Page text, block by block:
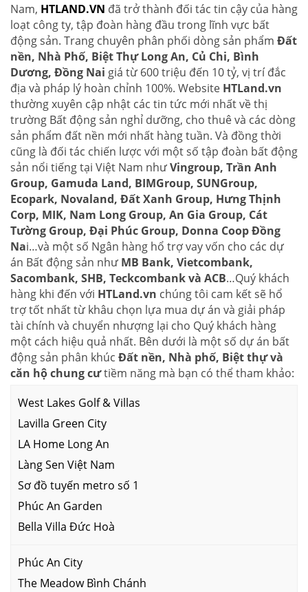
Nam, HTLAND.VN đã trở thành đối tác tin cậy của hàng
loạt công ty, tập đoàn hàng đầu trong lĩnh vực bất
động sản. Trang chuyên phân phối dòng sản phẩm Đất
nền, Nhà Phố, Biệt Thự Long An, Củ Chi, Bình
Dương, Đồng Nai giá từ 600 triệu đến 10 tỷ, vị trí đắc
địa và pháp lý hoàn chỉnh 100%. Website HTLand.vn
thường xuyên cập nhật các tin tức mới nhất về thị
trường Bất động sản nghỉ dưỡng, cho thuê và các dòng
sản phẩm đất nền mới nhất hàng tuần. Và đồng thời
cũng là đối tác chiến lược với một số tập đoàn bất động
sản nổi tiếng tại Việt Nam nhưVingroup, Trần Anh
Group, Gamuda Land, BIMGroup, SUNGroup,
Ecopark, Novaland, Đất Xanh Group, Hưng Thịnh
Corp, MIK, Nam Long Group, An Gia Group, Cát
Tường Group, Đại Phúc Group, Donna Coop Đồng
Nai…và một số Ngân hàng hổ trợ vay vốn cho các dự
án Bất động sản như MB Bank, Vietcombank,
Sacombank, SHB, Teckcombank và ACB…Quý khách
hàng khi đến với HTLand.vn chúng tôi cam kết sẽ hổ
trợ tốt nhất từ khâu chọn lựa mua dự án và giải pháp
tài chính và chuyển nhượng lại cho Quý khách hàng
một cách hiệu quả nhất. Bên dưới là một số dự án bất
động sản phân khúc Đất nền, Nhà phố, Biệt thự và
căn hộ chung cưtiềm năng mà bạn có thể tham khảo:
West Lakes Golf & Villas
Lavilla Green City
LA Home Long An
Làng Sen Việt Nam
Sơ đồ tuyến metro số 1
Phúc An Garden
Bella Villa Đức Hoà
Phúc An City
The Meadow Bình Chánh